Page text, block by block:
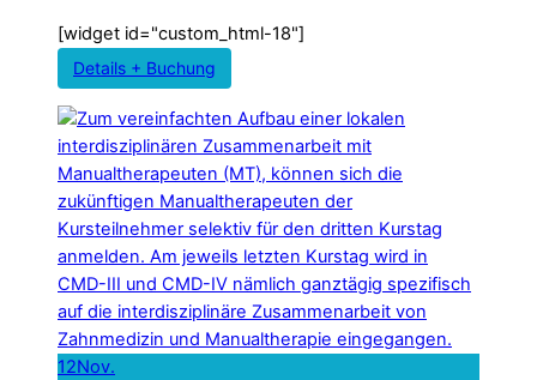
[widget id="custom_html-18"]
Details + Buchung
12Nov.